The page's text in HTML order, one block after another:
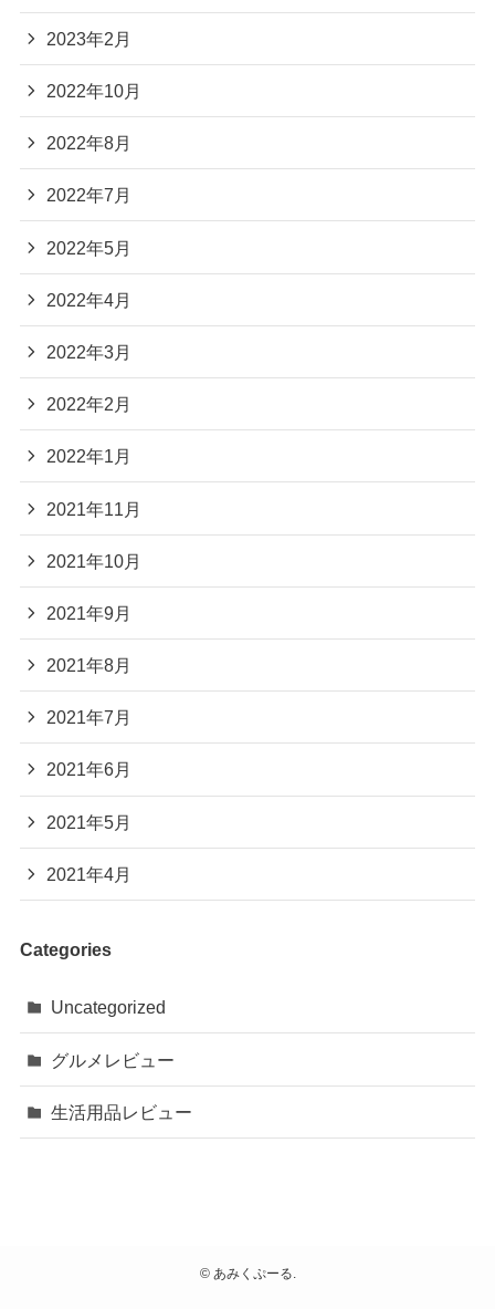
2023年2月
2022年10月
2022年8月
2022年7月
2022年5月
2022年4月
2022年3月
2022年2月
2022年1月
2021年11月
2021年10月
2021年9月
2021年8月
2021年7月
2021年6月
2021年5月
2021年4月
Categories
Uncategorized
グルメレビュー
生活用品レビュー
©あみくぷーる.